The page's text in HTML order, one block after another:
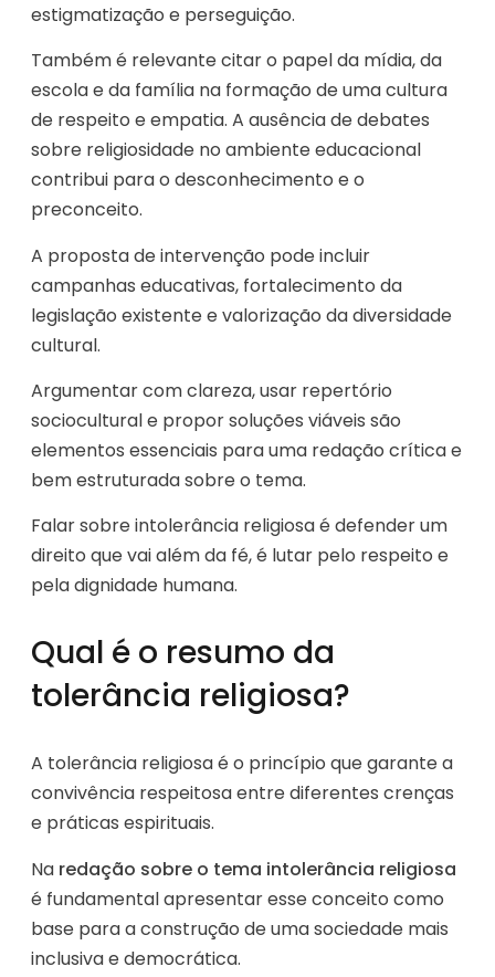
estigmatização e perseguição.
Também é relevante citar o papel da mídia, da
escola e da família na formação de uma cultura
de respeito e empatia. A ausência de debates
sobre religiosidade no ambiente educacional
contribui para o desconhecimento e o
preconceito.
A proposta de intervenção pode incluir
campanhas educativas, fortalecimento da
legislação existente e valorização da diversidade
cultural.
Argumentar com clareza, usar repertório
sociocultural e propor soluções viáveis são
elementos essenciais para uma redação crítica e
bem estruturada sobre o tema.
Falar sobre intolerância religiosa é defender um
direito que vai além da fé, é lutar pelo respeito e
pela dignidade humana.
Qual é o resumo da
tolerância religiosa?
A tolerância religiosa é o princípio que garante a
convivência respeitosa entre diferentes crenças
e práticas espirituais.
Na redação sobre o tema intolerância religiosa
é fundamental apresentar esse conceito como
base para a construção de uma sociedade mais
inclusiva e democrática.